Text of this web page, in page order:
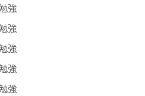
強
強
強
強
強